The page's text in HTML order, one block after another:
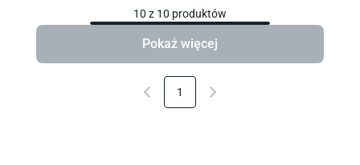
10 z 10 produktów
Pokaż więcej
1